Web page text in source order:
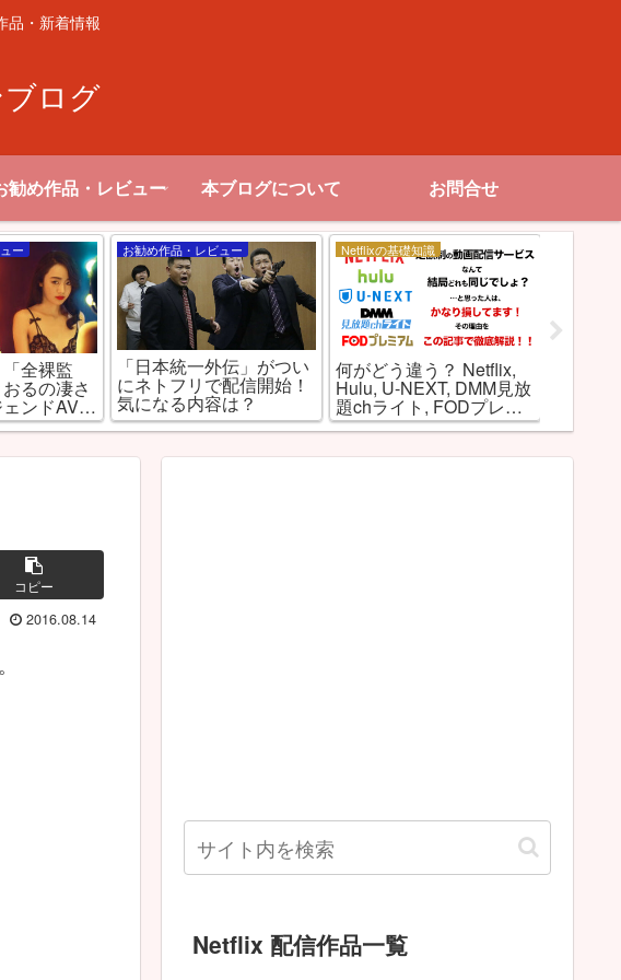
品・新着情報
ログ
勧め作品・レビュー 本ブログについて お問合せ
ー
「全裸監
るの凄さ
ンドAV監
山田孝
お勧め作品・レビュー
「日本統一外伝」がつい
にネトフリで配信開始！
気になる内容は？
Netflixの基礎知識
何がどう違う？ Netflix,
Hulu, U-NEXT, DMM見放
題chライト, FODプレミ
アムを徹底比較！ 強な理
コピー
2016.08.14
Netflix 配信作品一覧